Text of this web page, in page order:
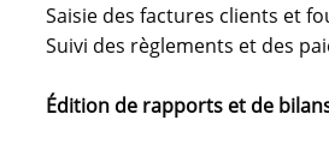
Saisie des factures clients et
Suivi des règlements et des
Édition de rapports et de